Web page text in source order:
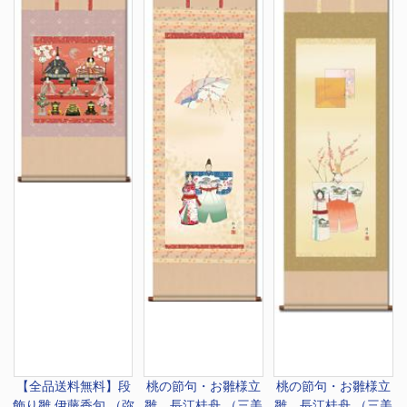
【全品送料無料】 段
桃の節句・お雛様立
桃の節句・お雛様立